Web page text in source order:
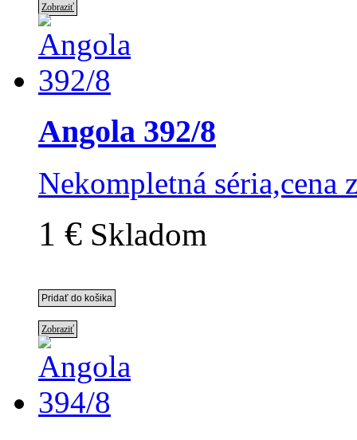
Zobraziť
Angola 392/8
Nekompletná séria,cena
1 € Skladom
Zobraziť